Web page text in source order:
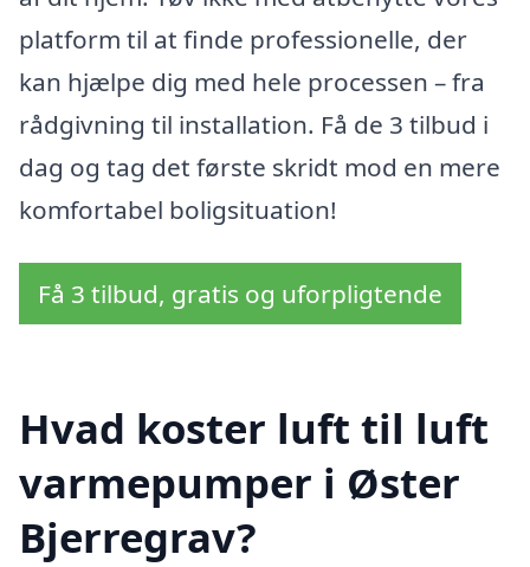
platform til at finde professionelle, der
kan hjælpe dig med hele processen – fra
rådgivning til installation. Få de 3 tilbud i
dag og tag det første skridt mod en mere
komfortabel boligsituation!
Få 3 tilbud, gratis og uforpligtende
Hvad koster luft til luft
varmepumper i Øster
Bjerregrav?